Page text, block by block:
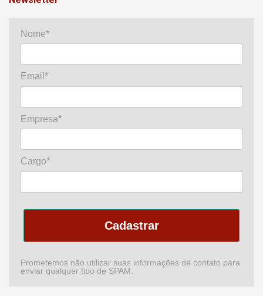
Nome*
Email*
Empresa*
Cargo*
Cadastrar
Prometemos não utilizar suas informações de contato para
enviar qualquer tipo de SPAM.